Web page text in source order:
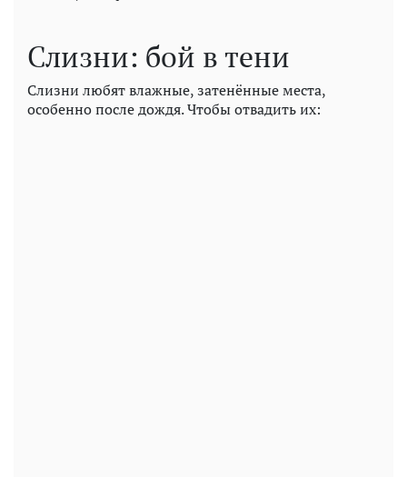
Слизни: бой в тени
Слизни любят влажные, затенённые места,
особенно после дождя. Чтобы отвадить их: